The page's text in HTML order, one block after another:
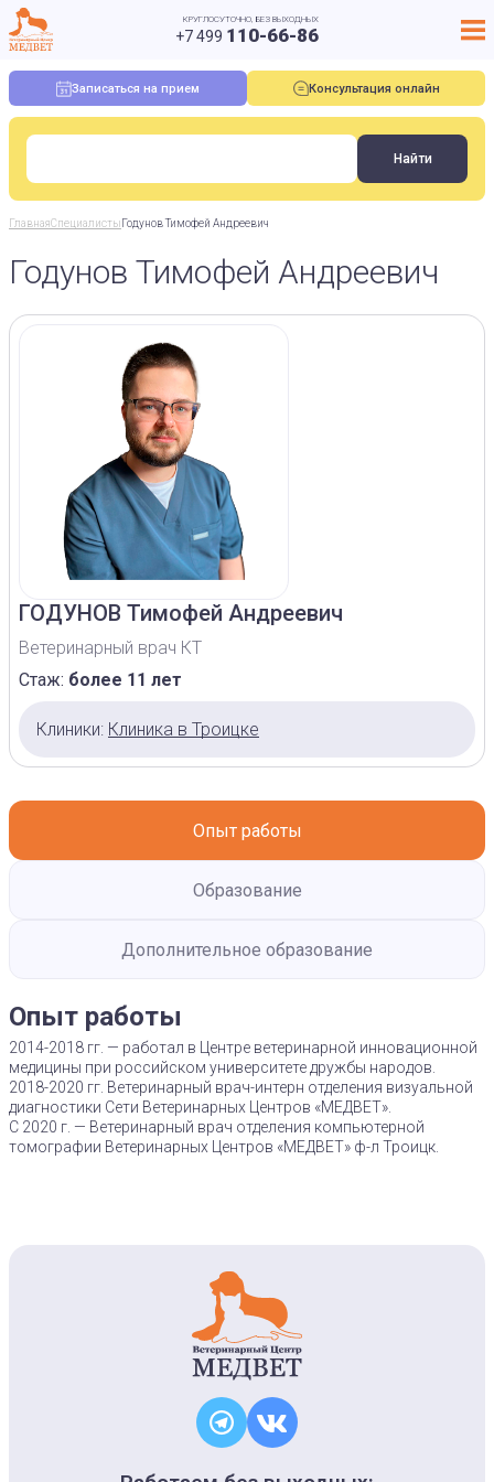
КРУГЛОСУТОЧНО, БЕЗ ВЫХОДНЫХ
+7 499 110-66-86
Записаться на прием Консультация онлайн
ГлавнаяСпециалисты Годунов Тимофей Андреевич
Годунов Тимофей Андреевич
ГОДУНОВ Тимофей Андреевич
Ветеринарный врач КТ
Стаж: более 11 лет
Клиники: Клиника в Троицке
Опыт работы
Образование
Дополнительное образование
Опыт работы
2014-2018 гг. — работал в Центре ветеринарной инновационной
медицины при российском университете дружбы народов.
2018-2020 гг. Ветеринарный врач-интерн отделения визуальной
диагностики Сети Ветеринарных Центров «МЕДВЕТ».
С 2020 г. — Ветеринарный врач отделения компьютерной
томографии Ветеринарных Центров «МЕДВЕТ» ф-л Троицк.